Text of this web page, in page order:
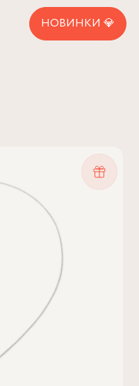
НОВИНКИ 💎